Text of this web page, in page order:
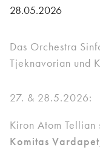
28.05.2026
Das Orchestra
Tjeknavorian und
27. & 28.5.2026:
Kiron Atom
Komitas